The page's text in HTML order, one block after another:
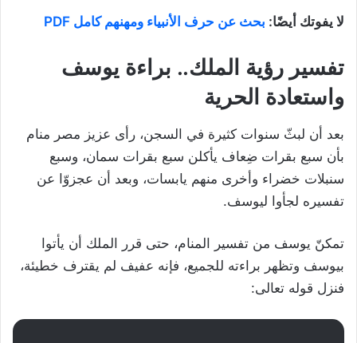
لا يفوتك أيضًا: بحث عن حرف الأنبياء ومهنهم كامل PDF
تفسير رؤية الملك.. براءة يوسف
واستعادة الحرية
بعد أن لبثّ سنوات كثيرة في السجن، رأى عزيز مصر منام
بأن سبع بقرات ضِعاف يأكلن سبع بقرات سمان، وسبع
سنبلات خضراء وأخرى منهم يابسات، وبعد أن عجزوّا عن
تفسيره لجأوا ليوسف.
تمكنّ يوسف من تفسير المنام، حتى قرر الملك أن يأتوا
بيوسف وتظهر براءته للجميع، فإنه عفيف لم يقترف خطيئة،
فنزل قوله تعالى: